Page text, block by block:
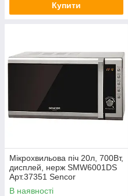
Купити
Мікрохвильова піч 20л, 700Вт,
дисплей, нерж SMW6001DS
Арт.37351 Sencor
В наявності